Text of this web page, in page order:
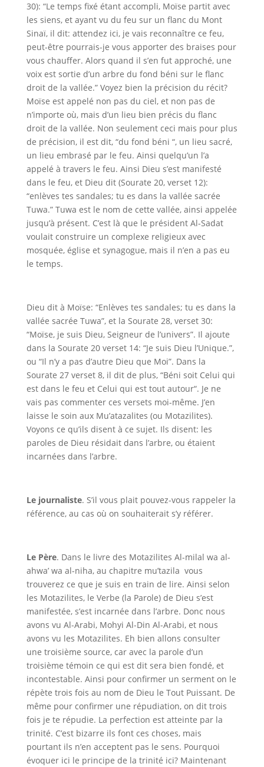
30): “Le temps fixé étant accompli, Moïse partit avec
les siens, et ayant vu du feu sur un flanc du Mont
Sinaï, il dit: attendez ici, je vais reconnaître ce feu,
peut-être pourrais-je vous apporter des braises pour
vous chauffer. Alors quand il s’en fut approché, une
voix est sortie d’un arbre du fond béni sur le flanc
droit de la vallée.” Voyez bien la précision du récit?
Moïse est appelé non pas du ciel, et non pas de
n’importe où, mais d’un lieu bien précis du flanc
droit de la vallée. Non seulement ceci mais pour plus
de précision, il est dit, “du fond béni “, un lieu sacré,
un lieu embrasé par le feu. Ainsi quelqu’un l’a
appelé à travers le feu. Ainsi Dieu s’est manifesté
dans le feu, et Dieu dit (Sourate 20, verset 12):
“enlèves tes sandales; tu es dans la vallée sacrée
Tuwa.” Tuwa est le nom de cette vallée, ainsi appelée
jusqu’à présent. C’est là que le président Al-Sadat
voulait construire un complexe religieux avec
mosquée, église et synagogue, mais il n’en a pas eu
le temps.
Dieu dit à Moïse: “Enlèves tes sandales; tu es dans la
vallée sacrée Tuwa”, et la Sourate 28, verset 30:
“Moïse, je suis Dieu, Seigneur de l’univers”. Il ajoute
dans la Sourate 20 verset 14: “Je suis Dieu l’Unique.”,
ou “Il n’y a pas d’autre Dieu que Moi”. Dans la
Sourate 27 verset 8, il dit de plus, “Béni soit Celui qui
est dans le feu et Celui qui est tout autour“. Je ne
vais pas commenter ces versets moi-même. J’en
laisse le soin aux Mu’atazalites (ou Motazilites).
Voyons ce qu’ils disent à ce sujet. Ils disent: les
paroles de Dieu résidait dans l’arbre, ou étaient
incarnées dans l’arbre.
Le journaliste. S’il vous plait pouvez-vous rappeler la
référence, au cas où on souhaiterait s’y référer.
Le Père. Dans le livre des Motazilites Al-milal wa al-
ahwa’ wa al-niha, au chapitre mu’tazila vous
trouverez ce que je suis en train de lire. Ainsi selon
les Motazilites, le Verbe (la Parole) de Dieu s’est
manifestée, s’est incarnée dans l’arbre. Donc nous
avons vu Al-Arabi, Mohyi Al-Din Al-Arabi, et nous
avons vu les Motazilites. Eh bien allons consulter
une troisième source, car avec la parole d’un
troisième témoin ce qui est dit sera bien fondé, et
incontestable. Ainsi pour confirmer un serment on le
répète trois fois au nom de Dieu le Tout Puissant. De
même pour confirmer une répudiation, on dit trois
fois je te répudie. La perfection est atteinte par la
trinité. C’est bizarre ils font ces choses, mais
pourtant ils n’en acceptent pas le sens. Pourquoi
évoquer ici le principe de la trinité ici? Maintenant